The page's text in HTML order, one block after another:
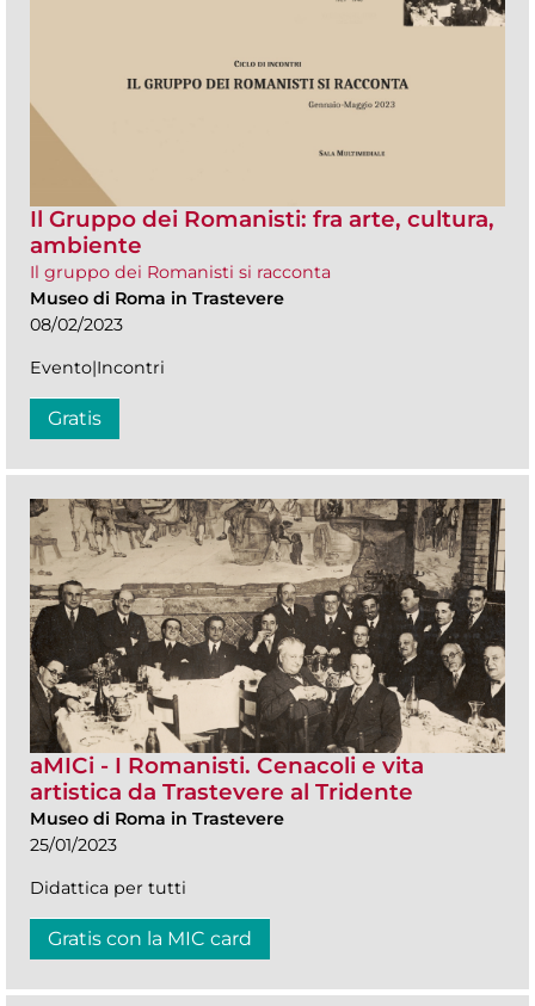
Il Gruppo dei Romanisti: fra arte, cultura,
ambiente
Il gruppo dei Romanisti si racconta
Museo di Roma in Trastevere
08/02/2023
Evento|Incontri
Gratis
aMICi - I Romanisti. Cenacoli e vita
artistica da Trastevere al Tridente
Museo di Roma in Trastevere
25/01/2023
Didattica per tutti
Gratis con la MIC card